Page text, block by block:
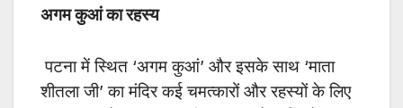
अगम कुआं का रहस्य
पटना में स्थित ‘अगम कुआं’ और इसके साथ ‘माता
शीतला जी’ का मंदिर कई चमत्कारों और रहस्यों के लिए